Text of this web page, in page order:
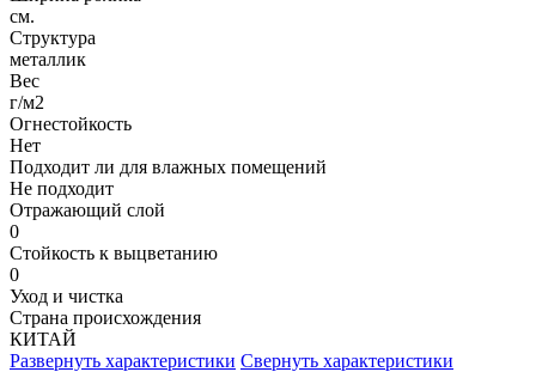
см.
Структура
металлик
Вес
г/м2
Огнестойкость
Нет
Подходит ли для влажных помещений
Не подходит
Отражающий слой
0
Стойкость к выцветанию
0
Уход и чистка
Страна происхождения
КИТАЙ
Развернуть характеристики Свернуть характеристики